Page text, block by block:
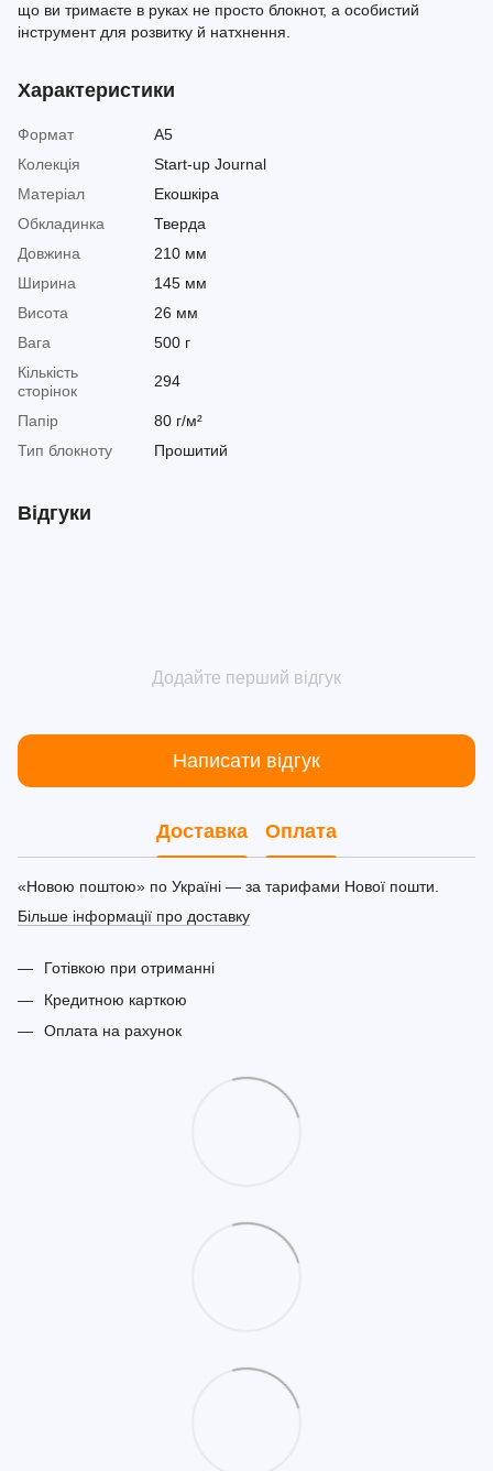
що ви тримаєте в руках не просто блокнот, а особистий
інструмент для розвитку й натхнення.
Характеристики
Формат
A5
Колекція
Start-up Journal
Матеріал
Екошкіра
Обкладинка
Тверда
Довжина
210 мм
Ширина
145 мм
Висота
26 мм
Вага
500 г
Кількість
сторінок
294
Папір
80 г/м²
Тип блокноту
Прошитий
Відгуки
Додайте перший відгук
Написати відгук
Доставка Оплата
«Новою поштою» по Україні — за тарифами Нової пошти.
Більше інформації про доставку
Готівкою при отриманні
Кредитною карткою
Оплата на рахунок